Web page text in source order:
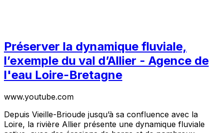
Préserver la dynamique fluviale,
l’exemple du val d’Allier - Agence de
l'eau Loire-Bretagne
www.youtube.com
Depuis Vieille-Brioude jusqu’à sa confluence avec la
Loire, la rivière Allier présente une dynamique fluviale